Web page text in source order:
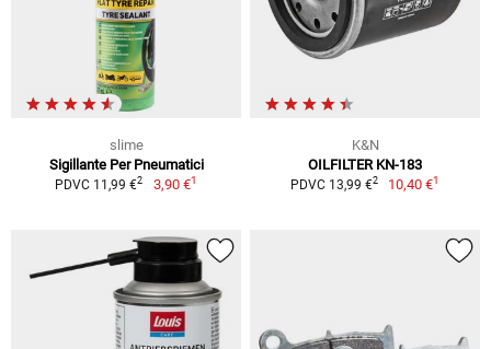
slime
Sigillante Per Pneumatici
PDVC 11,99 €2 3,90 €1
K&N
OILFILTER KN-183
PDVC 13,99 €2 10,40 €1